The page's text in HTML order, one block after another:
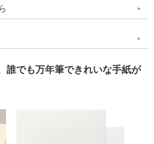
誰でも万年筆できれいな手紙が